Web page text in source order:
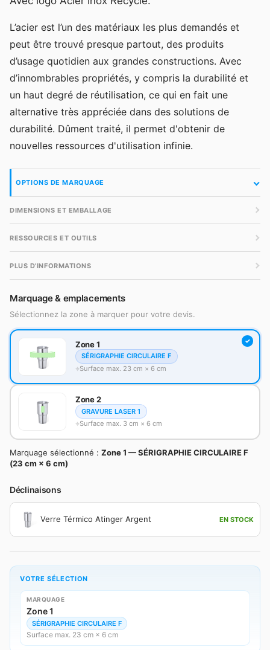
L’acier est l’un des matériaux les plus demandés et
peut être trouvé presque partout, des produits
d’usage quotidien aux grandes constructions. Avec
d’innombrables propriétés, y compris la durabilité et
un haut degré de réutilisation, ce qui en fait une
alternative très appréciée dans des solutions de
durabilité. Dûment traité, il permet d'obtenir de
nouvelles ressources d'utilisation infinie.
OPTIONS DE MARQUAGE
DIMENSIONS ET EMBALLAGE
RESSOURCES ET OUTILS
PLUS D'INFORMATIONS
Marquage & emplacements
Sélectionnez la zone à marquer pour votre devis.
Zone 1
SÉRIGRAPHIE CIRCULAIRE F
Surface max. 23 cm × 6 cm
Zone 2
GRAVURE LASER 1
Surface max. 3 cm × 6 cm
Marquage sélectionné : Zone 1 — SÉRIGRAPHIE CIRCULAIRE F
(23 cm × 6 cm)
Déclinaisons
Verre Térmico Atinger Argent EN STOCK
VOTRE SÉLECTION
MARQUAGE
Zone 1
SÉRIGRAPHIE CIRCULAIRE F
Surface max. 23 cm × 6 cm